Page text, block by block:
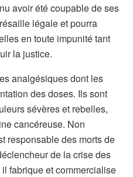
avoir été coupable de ses
légale et pourra
en toute impunité tant
la justice.
analgésiques dont les
des doses. Ils sont
sévères et rebelles,
cancéreuse. Non
responsable des morts de
de la crise des
fabrique et commercialise